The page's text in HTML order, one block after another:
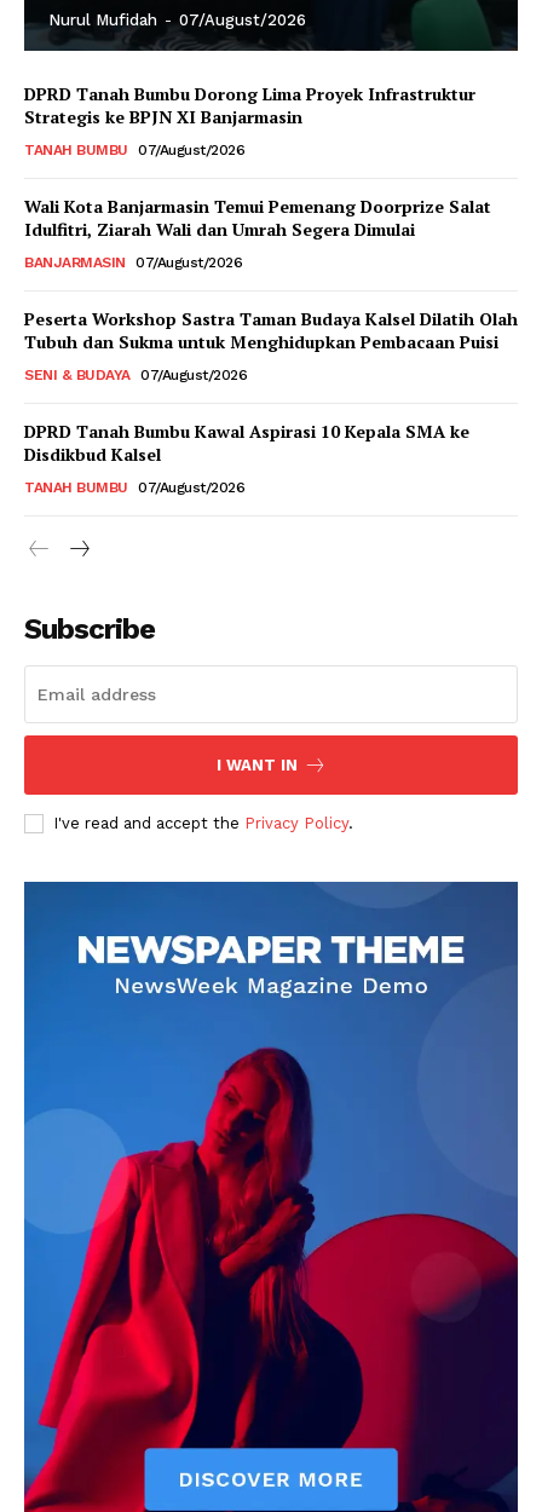
Nurul Mufidah - 07/August/2026
DPRD Tanah Bumbu Dorong Lima Proyek Infrastruktur
Strategis ke BPJN XI Banjarmasin
TANAH BUMBU 07/August/2026
Wali Kota Banjarmasin Temui Pemenang Doorprize Salat
Idulfitri, Ziarah Wali dan Umrah Segera Dimulai
BANJARMASIN 07/August/2026
Peserta Workshop Sastra Taman Budaya Kalsel Dilatih Olah
Tubuh dan Sukma untuk Menghidupkan Pembacaan Puisi
SENI & BUDAYA 07/August/2026
DPRD Tanah Bumbu Kawal Aspirasi 10 Kepala SMA ke
Disdikbud Kalsel
TANAH BUMBU 07/August/2026
Subscribe
I WANT IN
I've read and accept the Privacy Policy.